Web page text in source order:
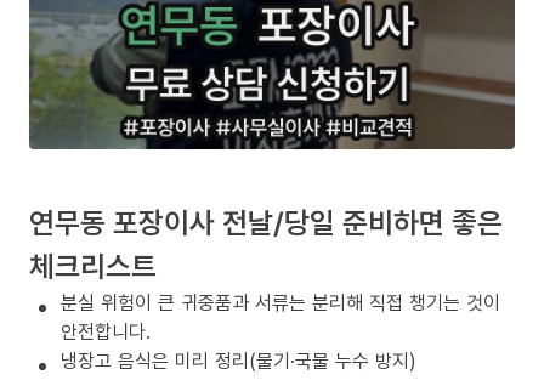
연무동 포장이사 전날/당일 준비하면 좋은
체크리스트
분실 위험이 큰 귀중품과 서류는 분리해 직접 챙기는 것이
안전합니다.
냉장고 음식은 미리 정리(물기·국물 누수 방지)